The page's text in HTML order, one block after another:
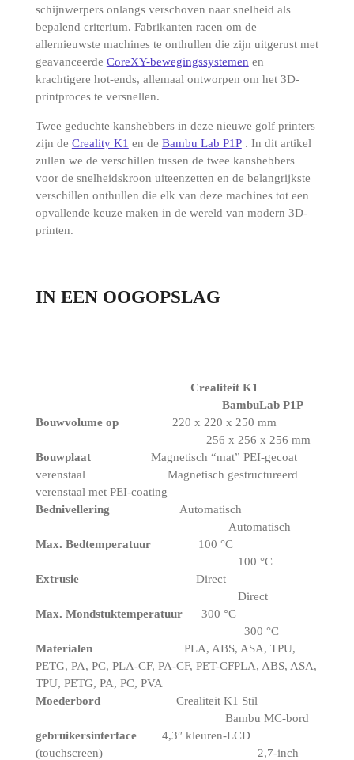
schijnwerpers onlangs verschoven naar snelheid als
bepalend criterium. Fabrikanten racen om de
allernieuwste machines te onthullen die zijn uitgerust met
geavanceerde CoreXY-bewegingssystemen en
krachtigere hot-ends, allemaal ontworpen om het 3D-
printproces te versnellen.
Twee geduchte kanshebbers in deze nieuwe golf printers
zijn de Creality K1 en de Bambu Lab P1P . In dit artikel
zullen we de verschillen tussen de twee kanshebbers
voor de snelheidskroon uiteenzetten en de belangrijkste
verschillen onthullen die elk van deze machines tot een
opvallende keuze maken in de wereld van modern 3D-
printen.
IN EEN OOGOPSLAG
Crealiteit K1
BambuLab P1P
Bouwvolume op 220 x 220 x 250 mm
256 x 256 x 256 mm
Bouwplaat Magnetisch “mat” PEI-gecoat
verenstaal Magnetisch gestructureerd
verenstaal met PEI-coating
Bednivellering Automatisch
Automatisch
Max. Bedtemperatuur 100 °C
100 °C
Extrusie Direct
Direct
Max. Mondstuktemperatuur 300 °C
300 °C
Materialen PLA, ABS, ASA, TPU,
PETG, PA, PC, PLA-CF, PA-CF, PET-CFPLA, ABS, ASA,
TPU, PETG, PA, PC, PVA
Moederbord Crealiteit K1 Stil
Bambu MC-bord
gebruikersinterface 4,3″ kleuren-LCD
(touchscreen) 2,7-inch